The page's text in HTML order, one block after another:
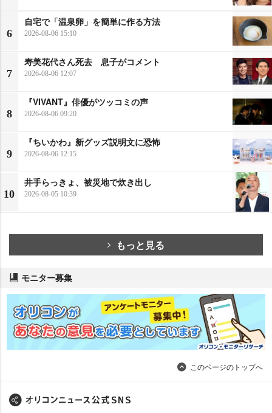
6
自宅で「温泉卵」を簡単に作る方法
2026-08-06 15:10
7
寿美花代さん死去 息子がコメント
2026-08-06 12:07
8
『VIVANT』俳優がツッコミの声
2026-08-06 09:20
9
『ちいかわ』新グッズ説明文に恐怖
2026-08-06 12:15
10
井手らっきょ、被災地で炊き出し
2026-08-05 10:39
もっと見る
モニター募集
このページのトップへ